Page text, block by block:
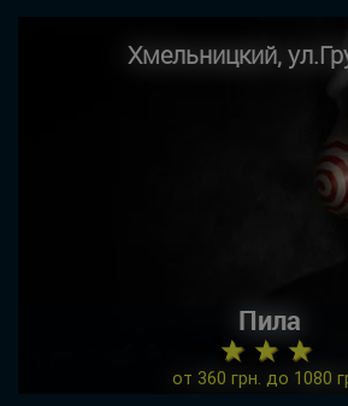
Хмельницкий,
Пила
★ ★ ★
от 360 грн. до 1080